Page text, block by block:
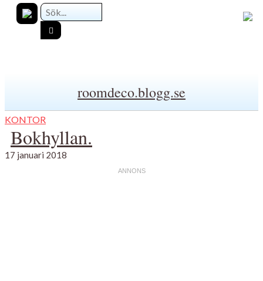
roomdeco.blogg.se
KONTOR
Bokhyllan.
17 januari 2018